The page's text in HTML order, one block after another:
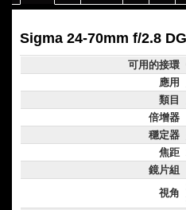
Sigma 24-70mm f/2.8
可用的接環
應用
類目
倍增器
穩定器
焦距
鏡片組
視角